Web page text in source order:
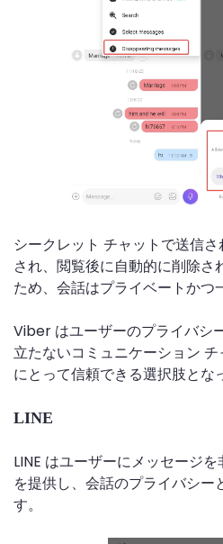
シークレット チャットで送信
され、閲覧後に自動的に削除さ
ため、会話はプライベートかつ
Viber はユーザーのプライバシ
立たないコミュニケーション
にとって信頼できる選択肢とな
LINE
LINE はユーザーにメッセージ
を提供し、会話のプライバシー
す。